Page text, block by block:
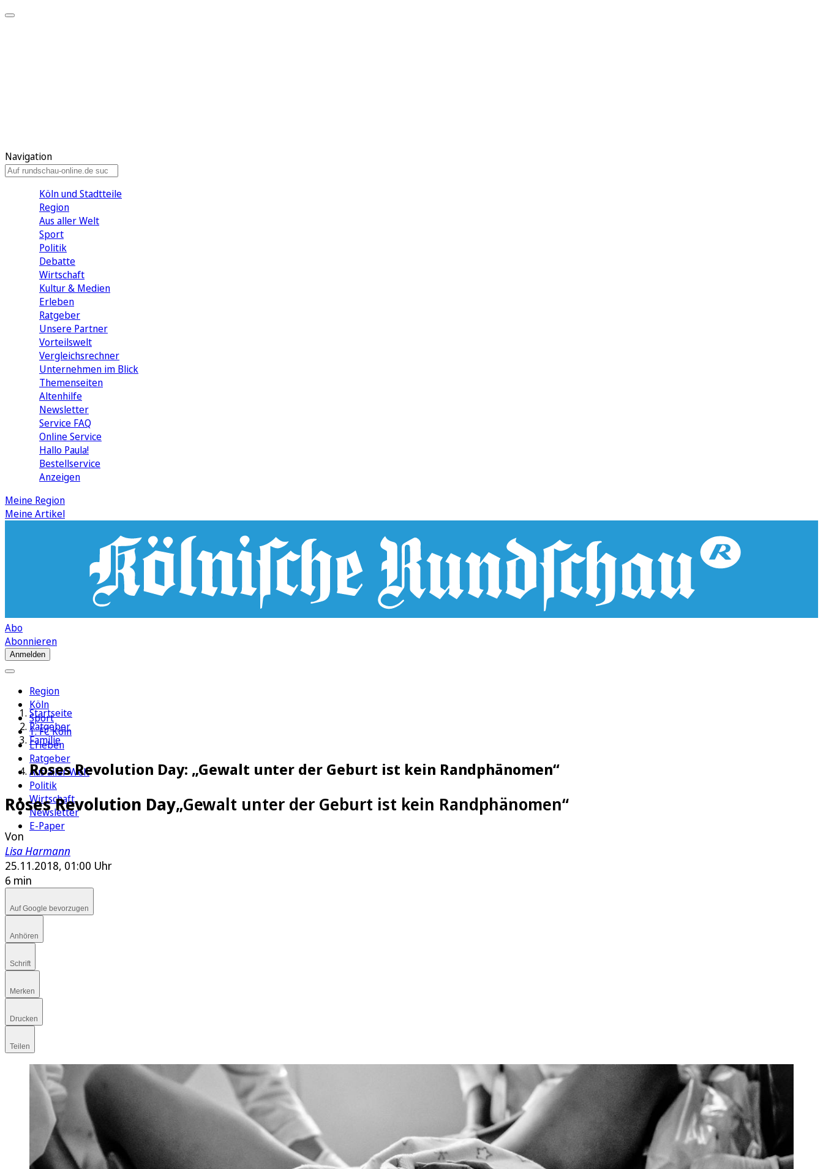
Navigation
Köln und Stadtteile
Region
Aus aller Welt
Sport
Politik
Debatte
Wirtschaft
Kultur & Medien
Erleben
Ratgeber
Unsere Partner
Vorteilswelt
Vergleichsrechner
Unternehmen im Blick
Themenseiten
Altenhilfe
Newsletter
Service FAQ
Online Service
Hallo Paula!
Bestellservice
Anzeigen
Meine Region
Meine Artikel
Abo
Abonnieren
Anmelden
Region
Köln
Sport
1. FC Köln
Erleben
Ratgeber
Aus aller Welt
Politik
Wirtschaft
Newsletter
E-Paper
Startseite
Ratgeber
Familie
Roses Revolution Day: „Gewalt unter der Geburt ist kein Randphänomen“
Roses Revolution Day„Gewalt unter der Geburt ist kein Randphänomen“
Von
Lisa Harmann
25.11.2018, 01:00 Uhr
6 min
Auf Google bevorzugen
Anhören
Schrift
Merken
Drucken
Teilen